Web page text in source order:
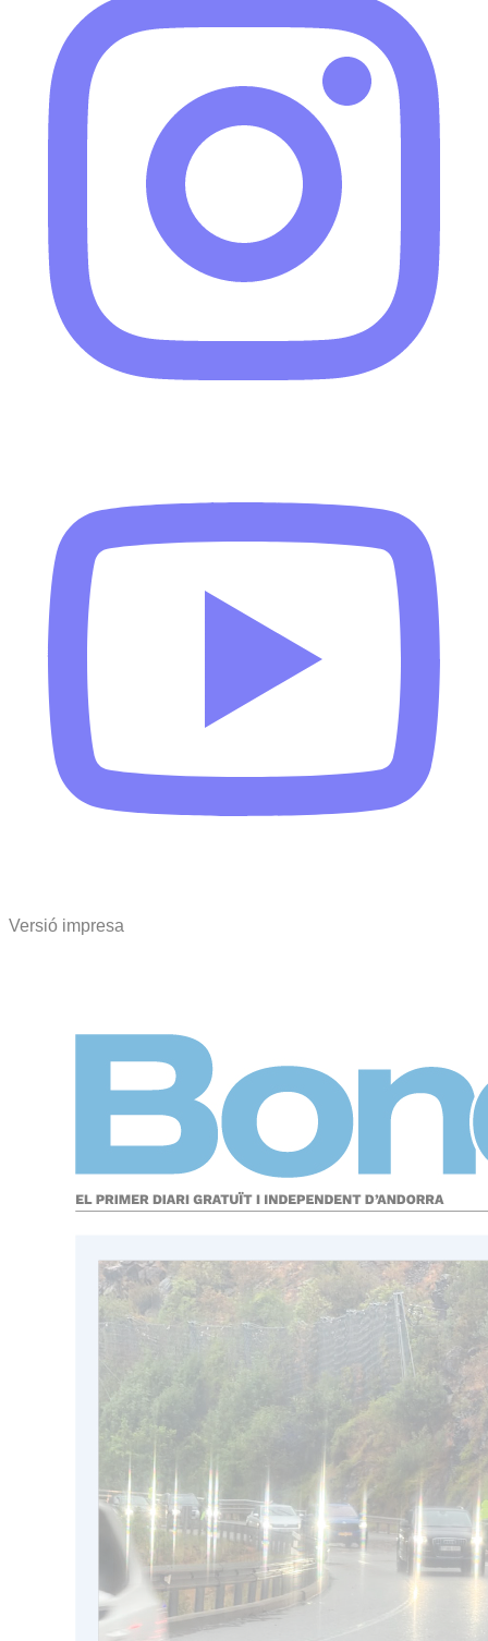
Versió impresa